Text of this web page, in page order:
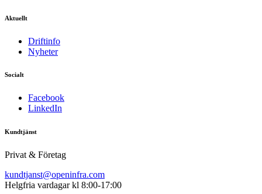
Aktuellt
Driftinfo
Nyheter
Socialt
Facebook
LinkedIn
Kundtjänst
Privat & Företag
kundtjanst@openinfra.com
Helgfria vardagar kl 8:00-17:00